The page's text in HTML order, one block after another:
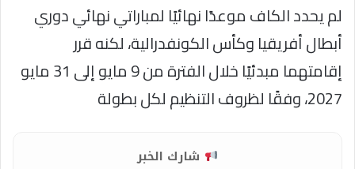
لم يحدد الكاف موعدًا نهائيًا لمباراتي نهائي دوري
أبطال أفريقيا وكأس الكونفدرالية، لكنه قرر
إقامتهما مبدئيًا خلال الفترة من 9 مايو إلى 31 مايو
2027، وفقًا لظروف التنظيم لكل بطولة
شارك الخبر